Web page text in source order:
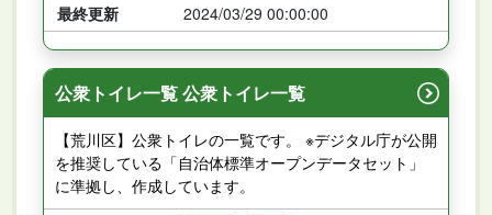
最終更新
2024/03/29 00:00:00
公衆トイレ一覧 公衆トイレ一覧
【荒川区】公衆トイレの一覧です。 ※デジタル庁が公開
を推奨している「自治体標準オープンデータセット」
に準拠し、作成しています。